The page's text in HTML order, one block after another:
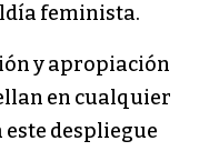
feminista.
y apropiación
en cualquier
despliegue